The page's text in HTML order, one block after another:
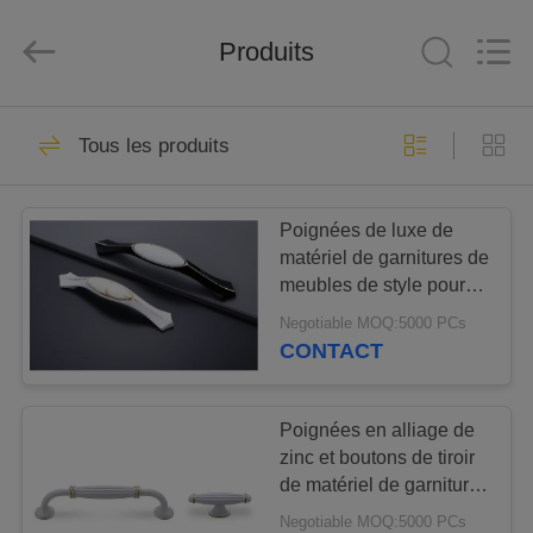
MAISON
SUJET
D'USINE
Fournisseur.
Copyright
garnitures de
meubles
Systèmes de tiroir
de Tandembox
Produits
Tous les produits
Poignées de luxe de
matériel de garnitures de
meubles de style pour
des tiroirs de Cabinet
96/128mm
Negotiable MOQ:5000 PCs
CONTACT
Poignées en alliage de
zinc et boutons de tiroir
de matériel de garnitures
de meubles inoxydables
Negotiable MOQ:5000 PCs